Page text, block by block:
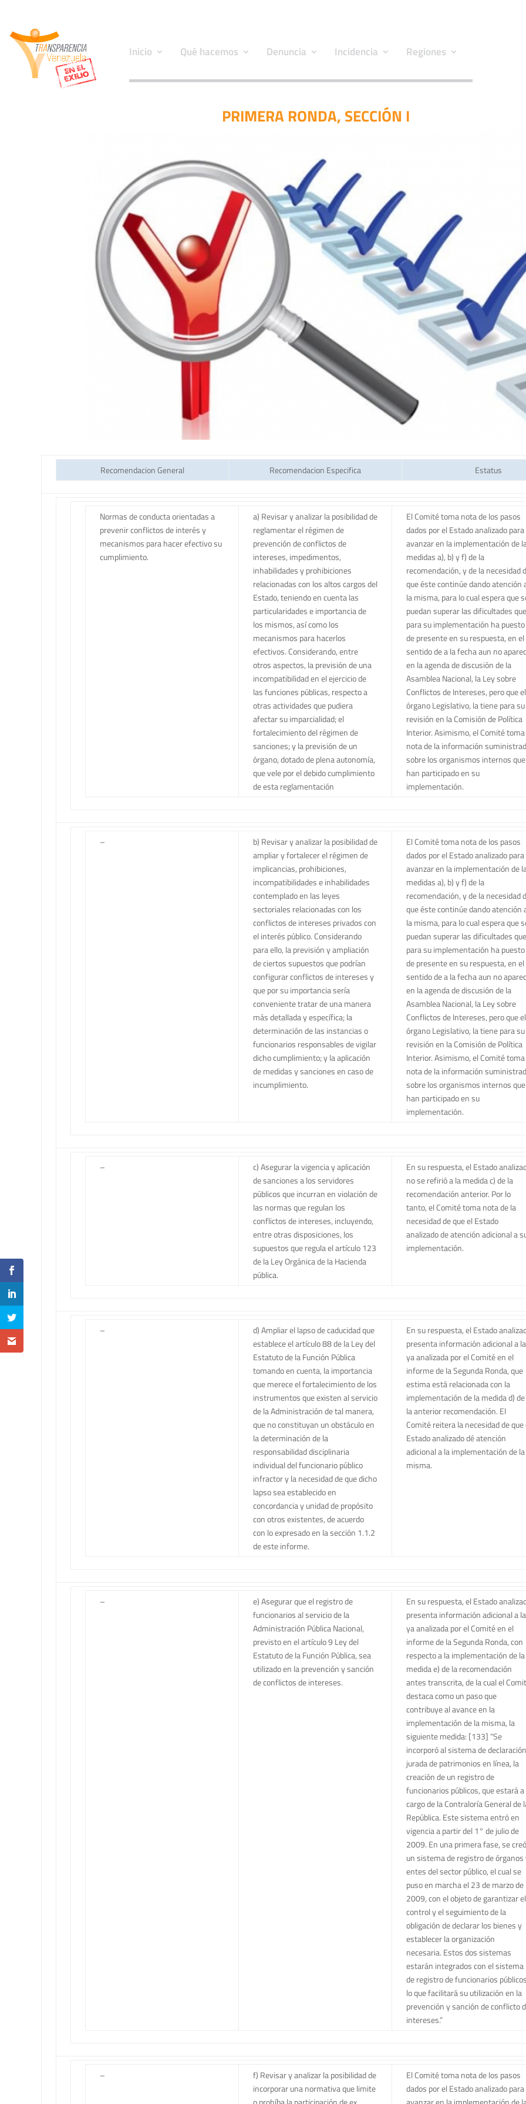
Inicio Qué hacemos Denuncia Incidencia Regiones
PRIMERA RONDA, SECCIÓN I
Recomendacion General Recomendacion Especifica Estatus
Normas de conducta orientadas a
prevenir conflictos de interés y
mecanismos para hacer efectivo su
cumplimiento.
a) Revisar y analizar la posibilidad de
reglamentar el régimen de
prevención de conflictos de
intereses, impedimentos,
inhabilidades y prohibiciones
relacionadas con los altos cargos del
Estado, teniendo en cuenta las
particularidades e importancia de
los mismos, así como los
mecanismos para hacerlos
efectivos. Considerando, entre
otros aspectos, la previsión de una
incompatibilidad en el ejercicio de
las funciones públicas, respecto a
otras actividades que pudiera
afectar su imparcialidad; el
fortalecimiento del régimen de
sanciones; y la previsión de un
órgano, dotado de plena autonomía,
que vele por el debido cumplimiento
de esta reglamentación
El Comité toma nota de los pasos
dados por el Estado analizado para
avanzar en la implementación de
medidas a), b) y f) de la
recomendación, y de la necesidad
que éste continúe dando atención
la misma, para lo cual espera que
puedan superar las dificultades que
para su implementación ha puesto
de presente en su respuesta, en el
sentido de a la fecha aun no
en la agenda de discusión de la
Asamblea Nacional, la Ley sobre
Conflictos de Intereses, pero que el
órgano Legislativo, la tiene para su
revisión en la Comisión de Política
Interior. Asimismo, el Comité toma
nota de la información
sobre los organismos internos que
han participado en su
implementación.
–
b) Revisar y analizar la posibilidad de
ampliar y fortalecer el régimen de
implicancias, prohibiciones,
incompatibilidades e inhabilidades
contemplado en las leyes
sectoriales relacionadas con los
conflictos de intereses privados con
el interés público. Considerando
para ello, la previsión y ampliación
de ciertos supuestos que podrían
configurar conflictos de intereses y
que por su importancia sería
conveniente tratar de una manera
más detallada y específica; la
determinación de las instancias o
funcionarios responsables de vigilar
dicho cumplimiento; y la aplicación
de medidas y sanciones en caso de
incumplimiento.
El Comité toma nota de los pasos
dados por el Estado analizado para
avanzar en la implementación de
medidas a), b) y f) de la
recomendación, y de la necesidad
que éste continúe dando atención
la misma, para lo cual espera que
puedan superar las dificultades que
para su implementación ha puesto
de presente en su respuesta, en el
sentido de a la fecha aun no
en la agenda de discusión de la
Asamblea Nacional, la Ley sobre
Conflictos de Intereses, pero que el
órgano Legislativo, la tiene para su
revisión en la Comisión de Política
Interior. Asimismo, el Comité toma
nota de la información
sobre los organismos internos que
han participado en su
implementación.
–
c) Asegurar la vigencia y aplicación
de sanciones a los servidores
públicos que incurran en violación de
las normas que regulan los
conflictos de intereses, incluyendo,
entre otras disposiciones, los
supuestos que regula el artículo 123
de la Ley Orgánica de la Hacienda
pública.
En su respuesta, el Estado
no se refirió a la medida c) de la
recomendación anterior. Por lo
tanto, el Comité toma nota de la
necesidad de que el Estado
analizado de atención adicional a
implementación.
–
d) Ampliar el lapso de caducidad que
establece el artículo 88 de la Ley del
Estatuto de la Función Pública
tomando en cuenta, la importancia
que merece el fortalecimiento de los
instrumentos que existen al servicio
de la Administración de tal manera,
que no constituyan un obstáculo en
la determinación de la
responsabilidad disciplinaria
individual del funcionario público
infractor y la necesidad de que dicho
lapso sea establecido en
concordancia y unidad de propósito
con otros existentes, de acuerdo
con lo expresado en la sección 1.1.2
de este informe.
En su respuesta, el Estado
presenta información adicional a la
ya analizada por el Comité en el
informe de la Segunda Ronda, que
estima está relacionada con la
implementación de la medida d) de
la anterior recomendación. El
Comité reitera la necesidad de que
Estado analizado dé atención
adicional a la implementación de la
misma.
–
e) Asegurar que el registro de
funcionarios al servicio de la
Administración Pública Nacional,
previsto en el artículo 9 Ley del
Estatuto de la Función Pública, sea
utilizado en la prevención y sanción
de conflictos de intereses.
En su respuesta, el Estado
presenta información adicional a la
ya analizada por el Comité en el
informe de la Segunda Ronda, con
respecto a la implementación de la
medida e) de la recomendación
antes transcrita, de la cual el
destaca como un paso que
contribuye al avance en la
implementación de la misma, la
siguiente medida: [133] “Se
incorporó al sistema de declaración
jurada de patrimonios en línea, la
creación de un registro de
funcionarios públicos, que estará a
cargo de la Contraloría General de
República. Este sistema entró en
vigencia a partir del 1° de julio de
2009. En una primera fase, se creó
un sistema de registro de órganos
entes del sector público, el cual se
puso en marcha el 23 de marzo de
2009, con el objeto de garantizar el
control y el seguimiento de la
obligación de declarar los bienes y
establecer la organización
necesaria. Estos dos sistemas
estarán integrados con el sistema
de registro de funcionarios
lo que facilitará su utilización en la
prevención y sanción de conflicto
intereses.”
–
f) Revisar y analizar la posibilidad de
incorporar una normativa que limite
El Comité toma nota de los pasos
dados por el Estado analizado para